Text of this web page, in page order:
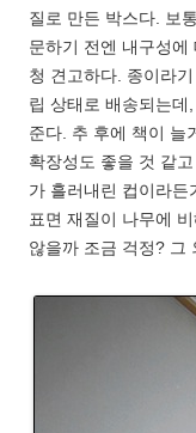
질로 만든 박스다. 보
문하기 전엔 내구성에
청 견고하다. 종이라
립 상태로 배송되는데
준다. 추 후에 책이 늘
확장성도 좋을 것 같
가 흘러내린 컵이라든
표면 재질이 나무에
않을까 조금 걱정? 그